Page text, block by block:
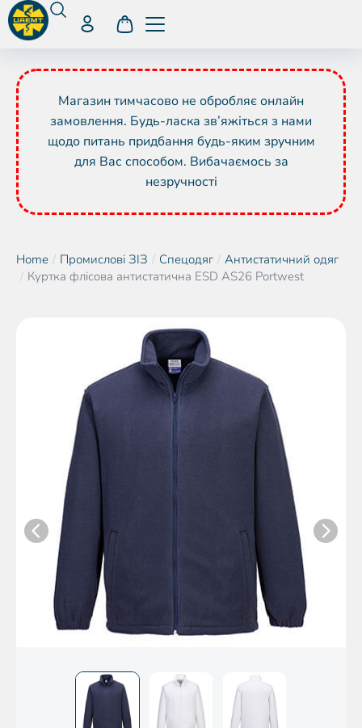
Магазин тимчасово не обробляє онлайн
замовлення. Будь-ласка зв’яжіться з нами
щодо питань придбання будь-яким зручним
для Вас способом. Вибачаємось за
незручності
You are here:
Home Промислові ЗІЗ Спецодяг
Антистатичний одяг
Куртка флісова антистатична ESD AS26 Portwest